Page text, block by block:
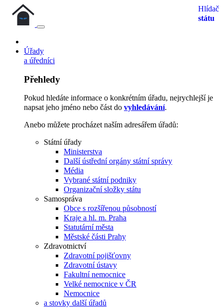
Hlídač
státu
Úřady
a úředníci
Přehledy
Pokud hledáte informace o konkrétním úřadu, nejrychlejší je
napsat jeho jméno nebo část do vyhledávání.
Anebo můžete procházet naším adresářem úřadů:
Státní úřady
Ministerstva
Další ústřední orgány státní správy
Média
Vybrané státní podniky
Organizační složky státu
Samospráva
Obce s rozšířenou působností
Kraje a hl. m. Praha
Statutární města
Městské části Prahy
Zdravotnictví
Zdravotní pojišťovny
Zdravotní ústavy
Fakultní nemocnice
Velké nemocnice v ČR
Nemocnice
a stovky další úřadů